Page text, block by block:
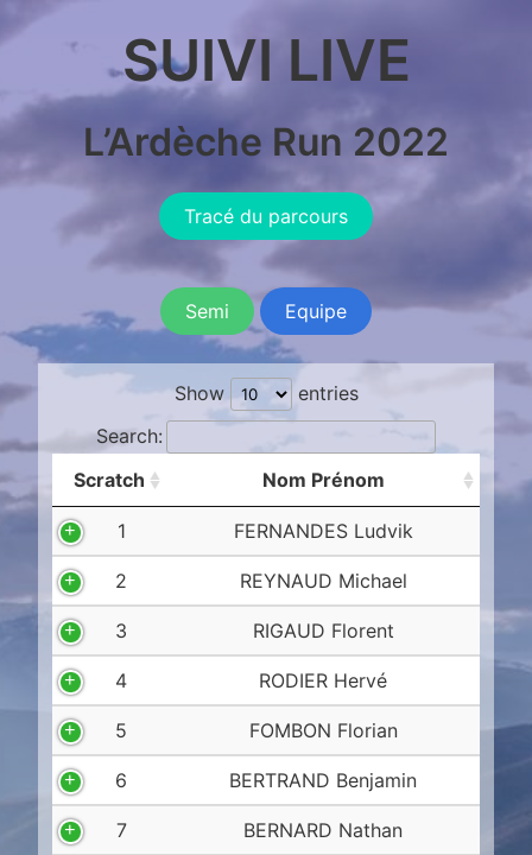
SUIVI LIVE
L’Ardèche Run 2022
Tracé du parcours
Semi Equipe
Show
entries
Search:
Scratch
Nom Prénom
1 FERNANDES Ludvik
2 REYNAUD Michael
3 RIGAUD Florent
4 RODIER Hervé
5 FOMBON Florian
6 BERTRAND Benjamin
7 BERNARD Nathan